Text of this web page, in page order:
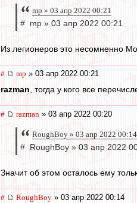
mp » 03 апр 2022 00:21
# mp » 03 апр 2022 00:21
Из легионеров это несомненно
# mp » 03 апр 2022 00:21
razman , тогда у кого все
# razman » 03 апр 2022 00:20
RoughBoy » 03 апр 2022 00:14
# RoughBoy » 03 апр 2022
Значит об этом осталось ему
# RoughBoy » 03 апр 2022 00:14